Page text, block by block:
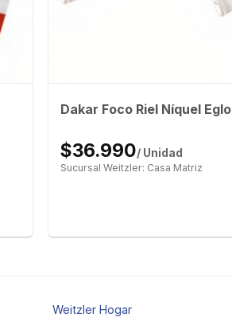
Dakar Foco Riel Níquel Eglo
$36.990/ Unidad
Sucursal Weitzler: Casa Matriz
Weitzler Hogar